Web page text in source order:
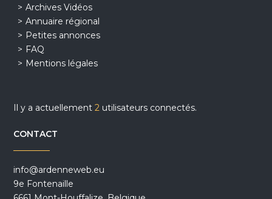
Archives Vidéos
Annuaire régional
Petites annonces
FAQ
Mentions légales
Il y a actuellement2 utilisateurs connectés.
CONTACT
info@ardenneweb.eu
9e Fontenaille